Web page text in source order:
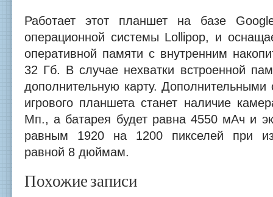
Работает этот планшет на базе
операционной системы Lollipop, и
оперативной памяти с внутренним
32 Гб. В случае нехватки встроенной
дополнительную карту. Дополнительными
игрового планшета станет наличие
Мп., а батарея будет равна 4550 мАч и
равным 1920 на 1200 пикселей при
равной 8 дюймам.
Похожие записи